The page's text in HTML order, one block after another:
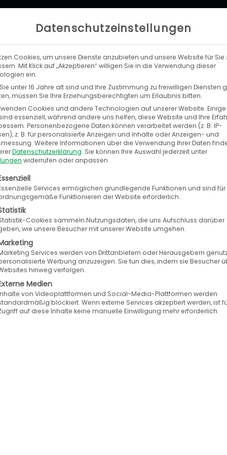
LEISTUNGEN UNTERNEHMEN
verkaufen
Online-Marktplätze für gebrauchte
modernen Kfz-Teile-Portals zählen
aus der gesamten EU.
Autoteile-Markt.de, bietet gebrauchte und neue
a. Kfz-Werkstätten angesprochen. Kunden
einfache Suchmechanismen und die
nutzerfreundliches Design auf mobilen
Einrichtungsgebühr entrichten. Die
leichte und effiziente Einrichtung und
Datenschutzeinstellungen
Cookies, um unsere Dienste anzubieten und unsere Website für Sie
Mit Klick auf „Akzeptieren“ willigen Sie in die Verwendung dieser
ein.
unter 16 Jahre alt sind und Ihre Zustimmung zu freiwilligen Diensten
müssen Sie Ihre Erziehungsberechtigten um Erlaubnis bitten.
Cookies und andere Technologien auf unserer Website.
essenziell, während andere uns helfen, diese Website und Ihre
Personenbezogene Daten können verarbeitet werden (z. B. IP-
z. B. für personalisierte Anzeigen und Inhalte oder Anzeigen- und
Weitere Informationen über die Verwendung Ihrer Daten
Datenschutzerklärung. Sie können Ihre Auswahl jederzeit unter
widerrufen oder anpassen.
eine Liste der Service-Gruppen, für die eine
Services ermöglichen grundlegende Funktionen und sind
Funktionieren der Website erforderlich.
Cookies sammeln Nutzungsdaten, die uns Aufschluss darüber
wie unsere Besucher mit unserer Website umgehen.
Services werden von Drittanbietern oder Herausgebern
Werbung anzuzeigen. Sie tun dies, indem sie Besucher
hinweg verfolgen.
Medien
von Videoplattformen und Social-Media-Plattformen werden
blockiert. Wenn externe Services akzeptiert werden, ist
auf diese Inhalte keine manuelle Einwilligung mehr erforderlich.